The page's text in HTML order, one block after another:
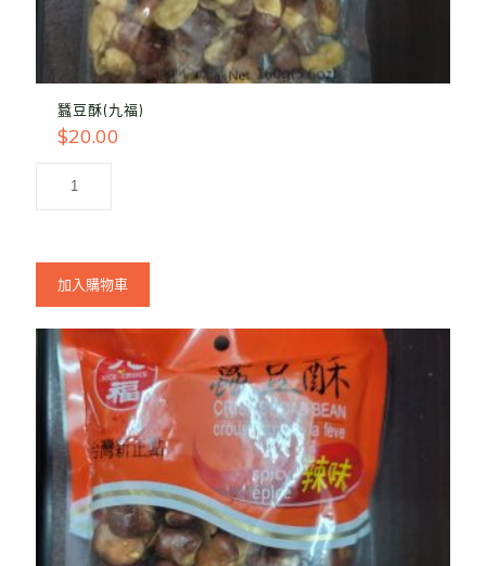
蠶豆酥(九福)
$20.00
加入購物車